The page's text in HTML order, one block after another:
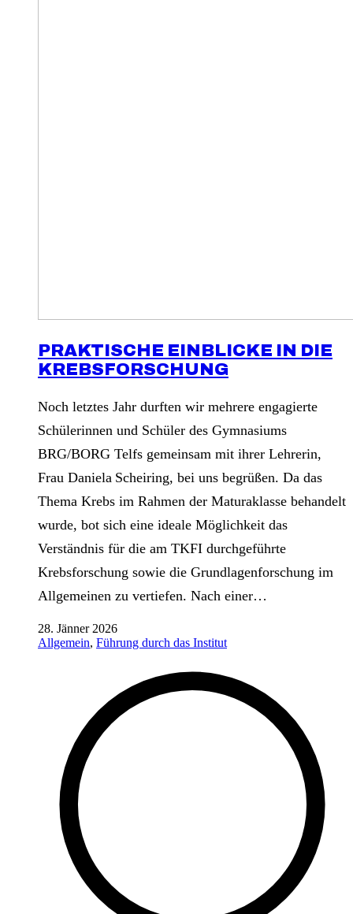
PRAKTISCHE EINBLICKE IN DIE
KREBSFORSCHUNG
Noch letztes Jahr durften wir mehrere engagierte
Schülerinnen und Schüler des Gymnasiums
BRG/BORG Telfs gemeinsam mit ihrer Lehrerin,
Frau Daniela Scheiring, bei uns begrüßen. Da das
Thema Krebs im Rahmen der Maturaklasse behandelt
wurde, bot sich eine ideale Möglichkeit das
Verständnis für die am TKFI durchgeführte
Krebsforschung sowie die Grundlagenforschung im
Allgemeinen zu vertiefen. Nach einer…
28. Jänner 2026
Allgemein, Führung durch das Institut